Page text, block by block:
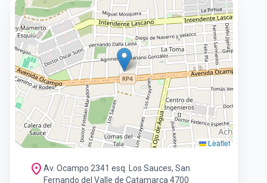
Leaflet
location_on Av. Ocampo 2341 esq. Los Sauces, San
Fernando del Valle de Catamarca 4700